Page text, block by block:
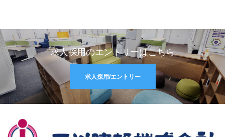
求人採用のエントリーはこちら
求人採用/エントリー